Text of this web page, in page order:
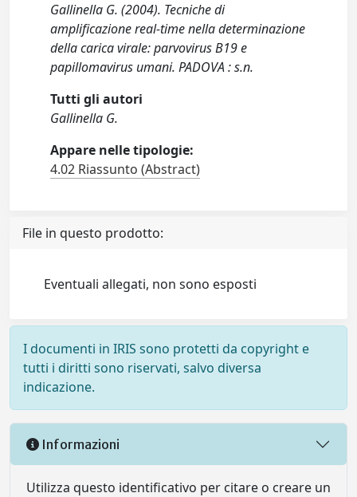
Gallinella G. (2004). Tecniche di
amplificazione real-time nella determinazione
della carica virale: parvovirus B19 e
papillomavirus umani. PADOVA : s.n.
Tutti gli autori
Gallinella G.
Appare nelle tipologie:
4.02 Riassunto (Abstract)
File in questo prodotto:
Eventuali allegati, non sono esposti
I documenti in IRIS sono protetti da copyright e
tutti i diritti sono riservati, salvo diversa
indicazione.
Informazioni
Utilizza questo identificativo per citare o creare un